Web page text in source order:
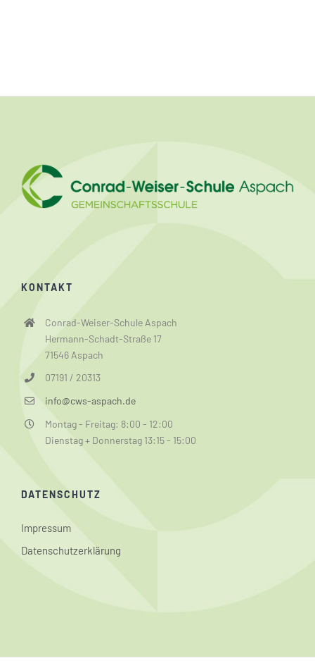
KONTAKT
Conrad-Weiser-Schule Aspach
Hermann-Schadt-Straße 17
71546 Aspach
07191 / 20313
info@cws-aspach.de
Montag - Freitag: 8:00 - 12:00
Dienstag + Donnerstag 13:15 - 15:00
DATENSCHUTZ
Impressum
Datenschutzerklärung